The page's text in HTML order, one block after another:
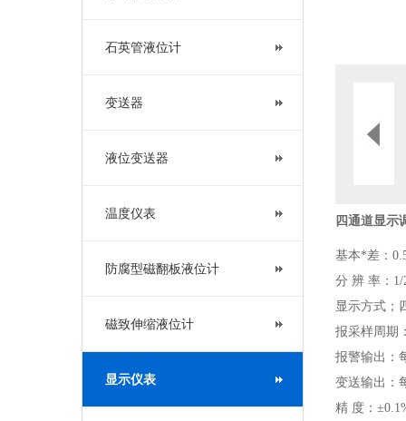
石英管液位计
变送器
液位变送器
温度仪表
防腐型磁翻板液位计
磁致伸缩液位计
显示仪表
四通道显示
基本*差：
分 辨 率：1/
显示方式；
报采样周期
报警输出：
变送输出：
精 度：